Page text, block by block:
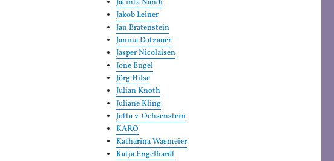
Jacinta Nandi
Jakob Leiner
Jan Bratenstein
Janina Dotzauer
Jasper Nicolaisen
Jone Engel
Jörg Hilse
Julian Knoth
Juliane Kling
Jutta v. Ochsenstein
KARO
Katharina Wasmeier
Katja Engelhardt